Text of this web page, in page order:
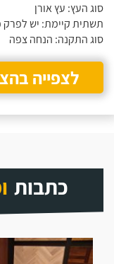
סוג העץ: עץ אורן
תשתית קיימת: יש לפרק
סוג התקנה: הנחה צפה
לצפייה
כתבות